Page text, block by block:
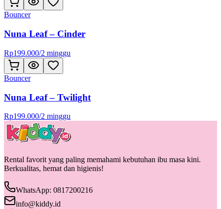
Bouncer
Nuna Leaf – Cinder
Rp199.000/2 minggu
Bouncer
Nuna Leaf – Twilight
Rp199.000/2 minggu
Rental favorit yang paling memahami kebutuhan ibu masa kini.
Berkualitas, hemat dan higienis!
WhatsApp: 0817200216
info@kiddy.id